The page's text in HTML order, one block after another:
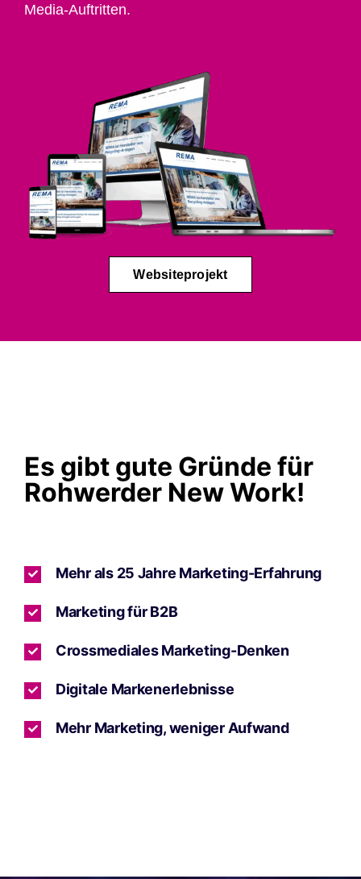
Media-Auftritten.
Websiteprojekt
Es gibt gute Gründe für
Rohwerder New Work!
Mehr als 25 Jahre Marketing-Erfahrung
Marketing für B2B
Crossmediales Marketing-Denken
Digitale Markenerlebnisse
Mehr Marketing, weniger Aufwand